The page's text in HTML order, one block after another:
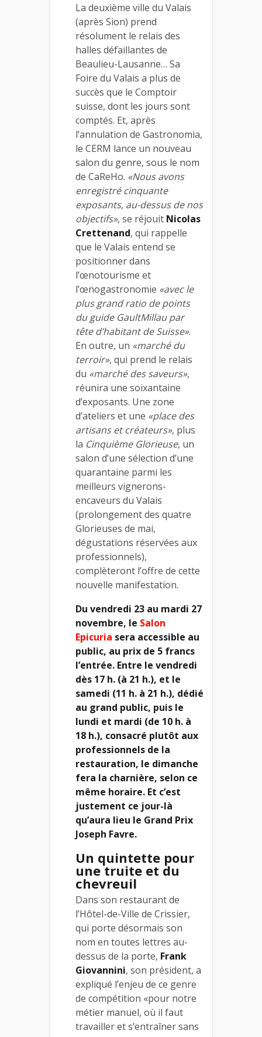
La deuxième ville du Valais
(après Sion) prend
résolument le relais des
halles défaillantes de
Beaulieu-Lausanne… Sa
Foire du Valais a plus de
succès que le Comptoir
suisse, dont les jours sont
comptés. Et, après
l’annulation de Gastronomia,
le CERM lance un nouveau
salon du genre, sous le nom
de CaReHo. «Nous avons
enregistré cinquante
exposants, au-dessus de nos
objectifs», se réjouit Nicolas
Crettenand, qui rappelle
que le Valais entend se
positionner dans
l’œnotourisme et
l’œnogastronomie «avec le
plus grand ratio de points
du guide GaultMillau par
tête d’habitant de Suisse».
En outre, un «marché du
terroir», qui prend le relais
du «marché des saveurs»,
réunira une soixantaine
d’exposants. Une zone
d’ateliers et une «place des
artisans et créateurs», plus
la Cinquième Glorieuse, un
salon d’une sélection d’une
quarantaine parmi les
meilleurs vignerons-
encaveurs du Valais
(prolongement des quatre
Glorieuses de mai,
dégustations réservées aux
professionnels),
complèteront l’offre de cette
nouvelle manifestation.
Du vendredi 23 au mardi 27
novembre, le Salon
Epicuria sera accessible au
public, au prix de 5 francs
l’entrée. Entre le vendredi
dès 17 h. (à 21 h.), et le
samedi (11 h. à 21 h.), dédié
au grand public, puis le
lundi et mardi (de 10 h. à
18 h.), consacré plutôt aux
professionnels de la
restauration, le dimanche
fera la charnière, selon ce
même horaire. Et c’est
justement ce jour-là
qu’aura lieu le Grand Prix
Joseph Favre.
Un quintette pour
une truite et du
chevreuil
Dans son restaurant de
l’Hôtel-de-Ville de Crissier,
qui porte désormais son
nom en toutes lettres au-
dessus de la porte, Frank
Giovannini, son président, a
expliqué l’enjeu de ce genre
de compétition «pour notre
métier manuel, où il faut
travailler et s’entraîner sans